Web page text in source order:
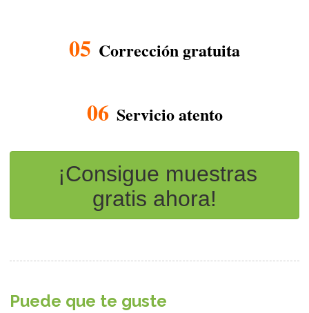
05 Corrección gratuita
06 Servicio atento
¡Consigue muestras
gratis ahora!
Puede que te guste